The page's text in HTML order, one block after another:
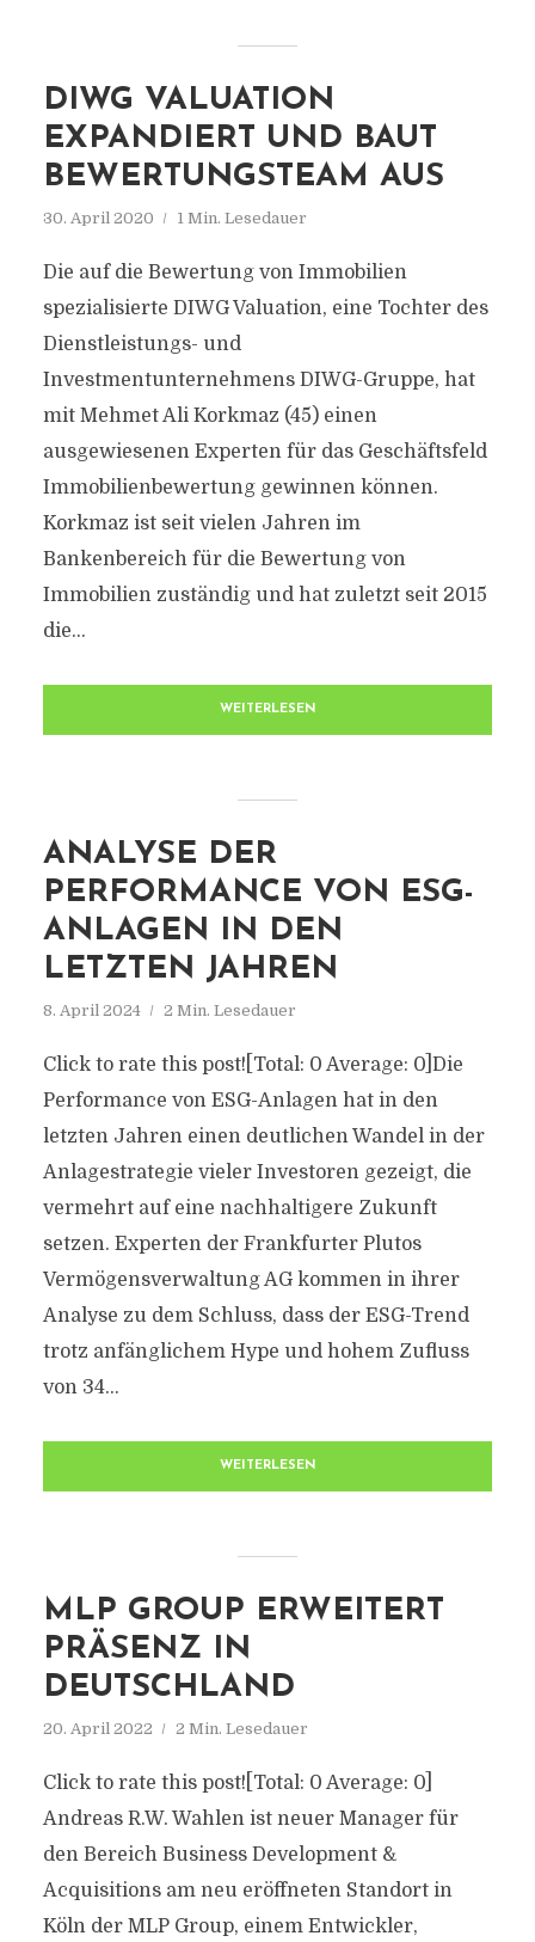
DIWG VALUATION
EXPANDIERT UND BAUT
BEWERTUNGSTEAM AUS
30. April 2020 1 Min. Lesedauer
Die auf die Bewertung von Immobilien
spezialisierte DIWG Valuation, eine Tochter des
Dienstleistungs- und
Investmentunternehmens DIWG-Gruppe, hat
mit Mehmet Ali Korkmaz (45) einen
ausgewiesenen Experten für das Geschäftsfeld
Immobilienbewertung gewinnen können.
Korkmaz ist seit vielen Jahren im
Bankenbereich für die Bewertung von
Immobilien zuständig und hat zuletzt seit 2015
die...
WEITERLESEN
ANALYSE DER
PERFORMANCE VON ESG-
ANLAGEN IN DEN
LETZTEN JAHREN
8. April 2024 2 Min. Lesedauer
Click to rate this post![Total: 0 Average: 0]Die
Performance von ESG-Anlagen hat in den
letzten Jahren einen deutlichen Wandel in der
Anlagestrategie vieler Investoren gezeigt, die
vermehrt auf eine nachhaltigere Zukunft
setzen. Experten der Frankfurter Plutos
Vermögensverwaltung AG kommen in ihrer
Analyse zu dem Schluss, dass der ESG-Trend
trotz anfänglichem Hype und hohem Zufluss
von 34...
WEITERLESEN
MLP GROUP ERWEITERT
PRÄSENZ IN
DEUTSCHLAND
20. April 2022 2 Min. Lesedauer
Click to rate this post![Total: 0 Average: 0]
Andreas R.W. Wahlen ist neuer Manager für
den Bereich Business Development &
Acquisitions am neu eröffneten Standort in
Köln der MLP Group, einem Entwickler,